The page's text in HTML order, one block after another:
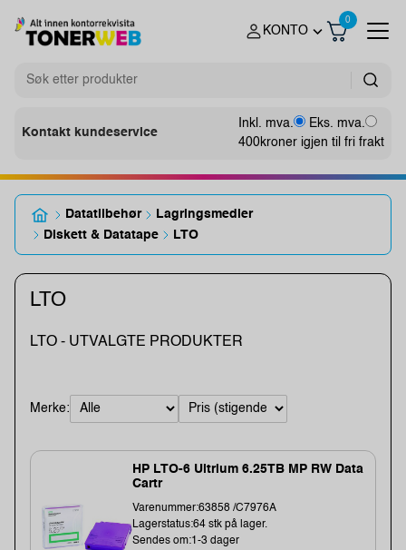
KONTO
0
Kontakt kundeservice
Inkl. mva.
Eks. mva.
400kroner igjen til fri frakt
Datatilbehør
Lagringsmedier
Diskett & Datatape
LTO
LTO
LTO - UTVALGTE PRODUKTER
Merke:
HP LTO-6 Ultrium 6.25TB MP RW Data
Cartr
Varenummer:63858 /C7976A
Lagerstatus:64 stk på lager.
Sendes om:1-3 dager